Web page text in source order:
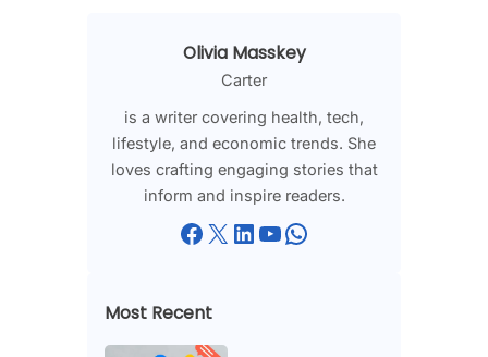
Olivia Masskey
Carter
is a writer covering health, tech,
lifestyle, and economic trends. She
loves crafting engaging stories that
inform and inspire readers.
Facebook X LinkedIn YouTube WhatsApp
Most Recent